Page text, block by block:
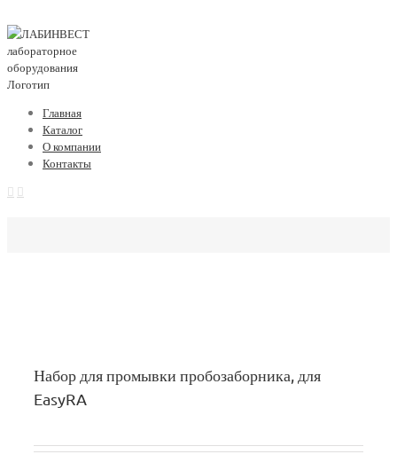
Главная
Каталог
О компании
Контакты
Набор для промывки пробозаборника, для
EasyRA